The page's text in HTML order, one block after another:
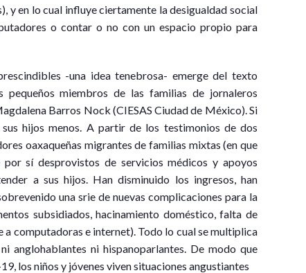
y en lo cual influye ciertamente la desigualdad social
o contar o no con un espacio propio para
-una idea tenebrosa- emerge del texto
pequeños miembros de las familias de jornaleros
Barros Nock (CIESAS Ciudad de México). Si
hijos menos. A partir de los testimonios de dos
oaxaqueñas migrantes de familias mixtas (en que
sí desprovistos de servicios médicos y apoyos
a sus hijos. Han disminuido los ingresos, han
una srie de nuevas complicaciones para la
subsidiados, hacinamiento doméstico, falta de
computadoras e internet). Todo lo cual se multiplica
anglohablantes ni hispanoparlantes. De modo que
los niños y jóvenes viven situaciones angustiantes